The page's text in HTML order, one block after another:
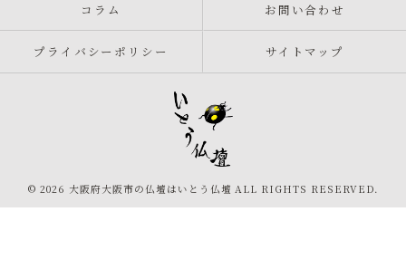
コラム お問い合わせ
プライバシーポリシー サイトマップ
© 2026 大阪府大阪市の仏壇はいとう仏壇 ALL RIGHTS RESERVED.